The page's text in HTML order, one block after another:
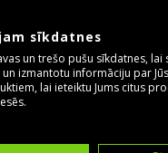
sīkdatnes
un trešo pušu sīkdatnes, lai
izmantotu informāciju par
lai ieteiktu Jums citus